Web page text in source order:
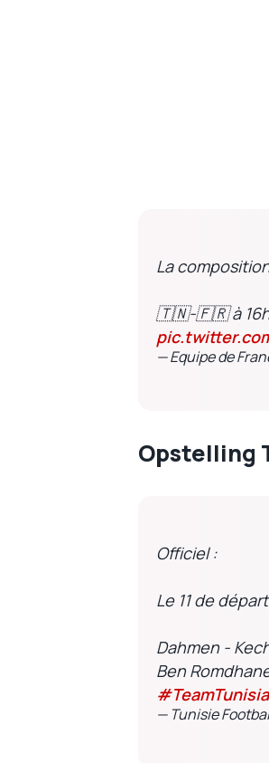
La
🇹🇳-🇫🇷 à
— Equipe de
Opstelling
Officiel :
Le 11 de
Dahmen -
Ben
#TeamTunisia
— Tunisie